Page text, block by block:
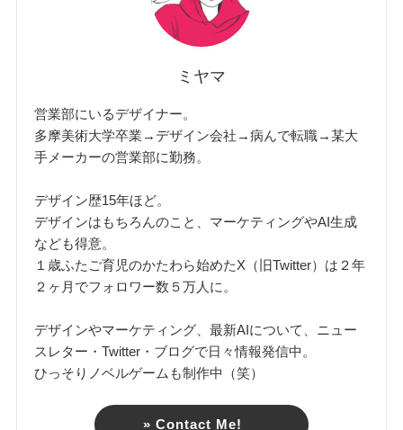
ミヤマ
営業部にいるデザイナー。
多摩美術大学卒業→デザイン会社→病んで転職→某大
手メーカーの営業部に勤務。
デザイン歴15年ほど。
デザインはもちろんのこと、マーケティングやAI生成
なども得意。
１歳ふたご育児のかたわら始めたX（旧Twitter）は２年
２ヶ月でフォロワー数５万人に。
デザインやマーケティング、最新AIについて、ニュー
スレター・Twitter・ブログで日々情報発信中。
ひっそりノベルゲームも制作中（笑）
» Contact Me!